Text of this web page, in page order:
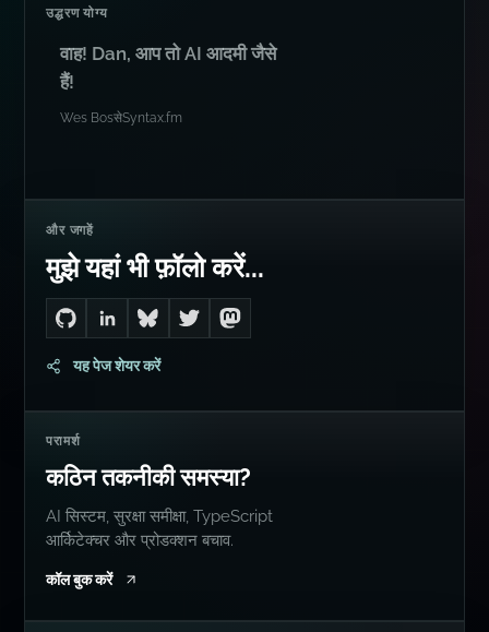
Wes Bos
और जगहें
Go to Dan's GitHub
यह पेज शेयर करें
परामर्श
कठिन तकनीकी समस्या?
AI सिस्टम, सुरक्षा समीक्षा, TypeScript
आर्किटेक्चर और प्रोडक्शन बचाव.
कॉल बुक करें
संबंधित लेख
Dan Levy के और लेख पढ़ें
CODE